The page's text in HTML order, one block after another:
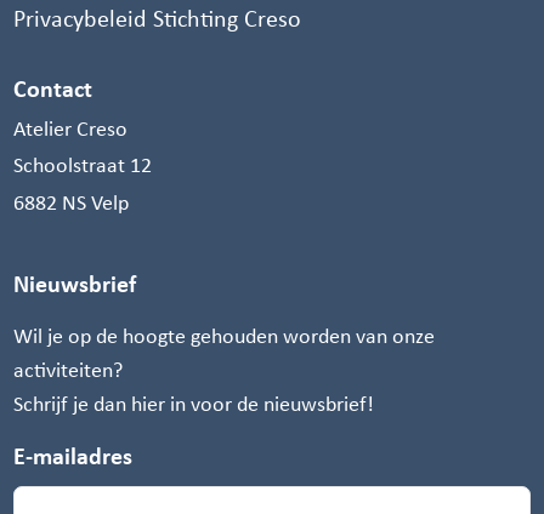
Privacybeleid Stichting Creso
Contact
Atelier Creso
Schoolstraat 12
6882 NS Velp
Nieuwsbrief
Wil je op de hoogte gehouden worden van onze
activiteiten?
Schrijf je dan hier in voor de nieuwsbrief!
E-mailadres